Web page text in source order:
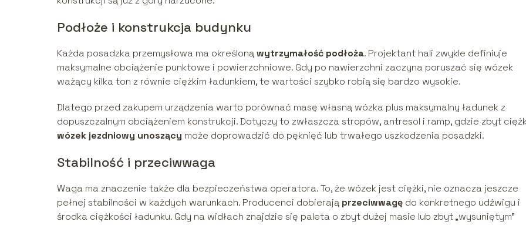
Podłoże i konstrukcja budynku
Każda posadzka przemysłowa ma określonąwytrzymałość podłoża. Projektant hali zwykle definiuje
maksymalne obciążenie punktowe i powierzchniowe. Gdy po nawierzchni zaczyna poruszać się wózek
ważący kilka ton z równie ciężkim ładunkiem, te wartości szybko robią się bardzo wysokie.
Dlatego przed zakupem urządzenia warto porównać masę własną wózka plus maksymalny ładunek z
dopuszczalnym obciążeniem konstrukcji. Dotyczy to zwłaszcza stropów, antresol i ramp, gdzie zbyt
wózek jezdniowy unoszący może doprowadzić do pęknięć lub trwałego uszkodzenia posadzki.
Stabilność i przeciwwaga
Waga ma znaczenie także dla bezpieczeństwa operatora. To, że wózek jest ciężki, nie oznacza jeszcze
pełnej stabilności w każdych warunkach. Producenci dobierają przeciwwagę do konkretnego udźwigu i
środka ciężkości ładunku. Gdy na widłach znajdzie się paleta o zbyt dużej masie lub zbyt „wysuniętym”